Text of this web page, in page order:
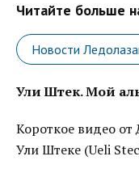
Читайте больше
Новости
Ули Штек. Мой
Короткое видео
Ули Штеке (Ueli